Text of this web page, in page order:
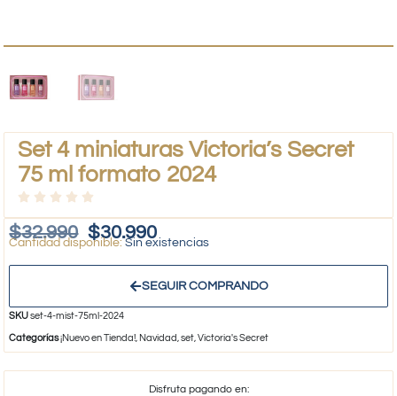
Set 4 miniaturas Victoria’s Secret
75 ml formato 2024
$32.990 $30.990
Sin existencias
SEGUIR COMPRANDO
SKUset-4-mist-75ml-2024
Categorías¡Nuevo en Tienda!, Navidad ,set,Victoria's Secret
Disfruta pagando en: